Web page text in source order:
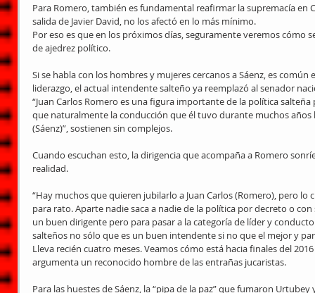
Para Romero, también es fundamental reafirmar la supremacía en
salida de Javier David, no los afectó en lo más mínimo.
Por eso es que en los próximos días, seguramente veremos cómo
de ajedrez político.
Si se habla con los hombres y mujeres cercanos a Sáenz, es
liderazgo, el actual intendente salteño ya reemplazó al senador
“Juan Carlos Romero es una figura importante de la política
que naturalmente la conducción que él tuvo durante muchos
(Sáenz)”, sostienen sin complejos.
Cuando escuchan esto, la dirigencia que acompaña a Romero
realidad.
“Hay muchos que quieren jubilarlo a Juan Carlos (Romero), pero
para rato. Aparte nadie saca a nadie de la política por decreto o
un buen dirigente pero para pasar a la categoría de líder y
salteños no sólo que es un buen intendente si no que el mejor y
Lleva recién cuatro meses. Veamos cómo está hacia finales del
argumenta un reconocido hombre de las entrañas jucaristas.
Para las huestes de Sáenz, la “pipa de la paz” que fumaron